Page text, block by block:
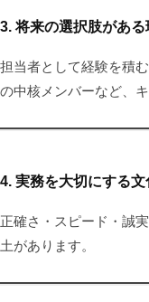
3. 将来の選択肢がある
担当者として経験を積
の中核メンバーなど、
4. 実務を大切にする文
正確さ・スピード・誠
土があります。